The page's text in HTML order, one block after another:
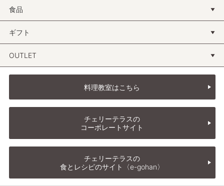
食品
ギフト
OUTLET
料理教室はこちら
チェリーテラスの
コーポレートサイト
チェリーテラスの
食とレシピのサイト〈e-gohan〉